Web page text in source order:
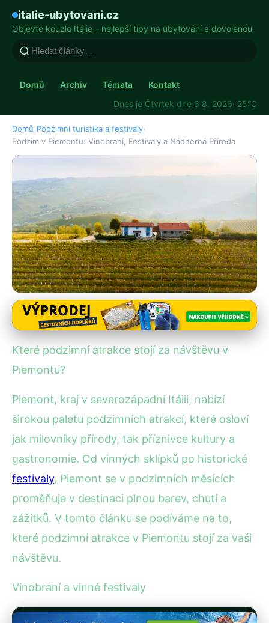
italie-ubytovani.cz
Objevte kouzlo Itálie – nejlepší tipy na ubytování a dovolenou
Domů Archiv Témata
Kontakt
Dnes je Čtvrtek dne 6 8. 2026· 25°C
Domů›Podzimní turistika a festivaly›
Podzim v Piemontu: Vinobraní, Festivaly a Nádherná Příroda
Podzimní turistika a festivaly
Podzim v Piemontu: Vinobraní,
Festivaly a Nádherná Příroda
Které podzimní atrakce stojí za návštěvu v
Piemontu?
Piemont, kraj v severozápadní Itálii, nabízí
širokou paletu podzimních atrakcí, které osloví
jak milovníky přírody, tak příznivce kultury a
gastronomie. Od vinných sklípků po historické
festivaly, Piemont se v podzimních měsících
proměňuje v destinaci plnou barev, chutí a
zážitků. V tomto článku se podíváme na to,
které podzimní atrakce v Piemontu stojí za vaši
návštěvu.
Vinobraní a vinné festivaly